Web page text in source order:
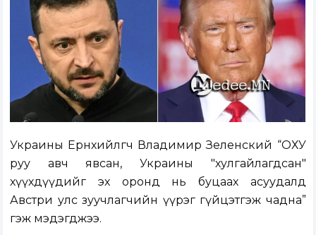
Украины Ерөнхийлөгч Владимир Зеленский “ОХУ
руу авч явсан, Украины "хулгайлагдсан"
хүүхдүүдийг эх оронд нь буцаах асуудалд
Австри улс зуучлагчийн үүрэг гүйцэтгэж чадна”
гэж мэдэгджээ.